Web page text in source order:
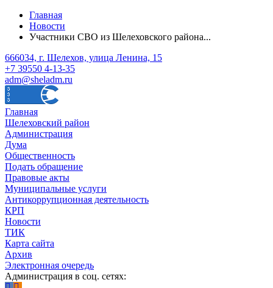
Главная
Новости
Участники СВО из Шелеховского района...
666034, г. Шелехов, улица Ленина, 15
+7 39550 4-13-35
adm@sheladm.ru
Главная
Шелеховский район
Администрация
Дума
Общественность
Подать обращение
Правовые акты
Муниципальные услуги
Антикоррупционная деятельность
КРП
Новости
ТИК
Карта сайта
Архив
Электронная очередь
Администрация в соц. сетях: